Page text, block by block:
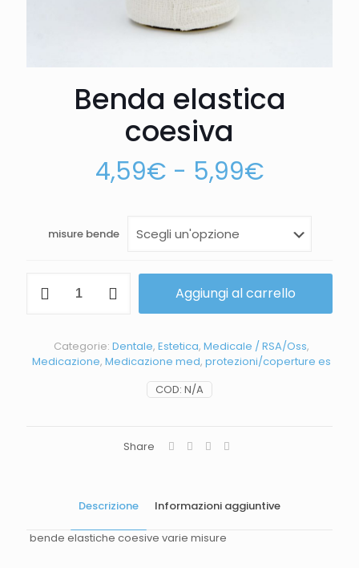
Benda elastica
coesiva
4,59€ - 5,99€
misure bende
Aggiungi al carrello
COD: N/A
Categorie: Dentale, Estetica, Medicale / RSA/Oss,
Medicazione, Medicazione med, protezioni/coperture es
Share
Descrizione Informazioni aggiuntive
bende elastiche coesive varie misure